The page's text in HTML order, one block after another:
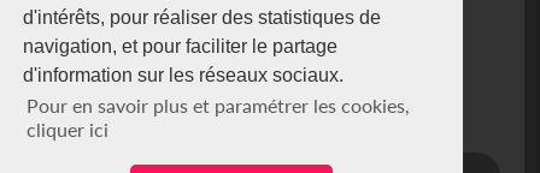
d'intérêts, pour réaliser des statistiques de
navigation, et pour faciliter le partage
d'information sur les réseaux sociaux.
Pour en savoir plus et paramétrer les cookies,
cliquer ici
NEWSLETTER
Restez connecté via notre newsletter
S'abonner
Se désabonner